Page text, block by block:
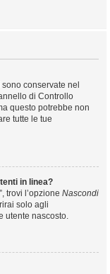
conservate nel
di Controllo
questo potrebbe non
tutte le tue
in linea?
trovi l’opzione Nascondi
solo agli
utente nascosto.